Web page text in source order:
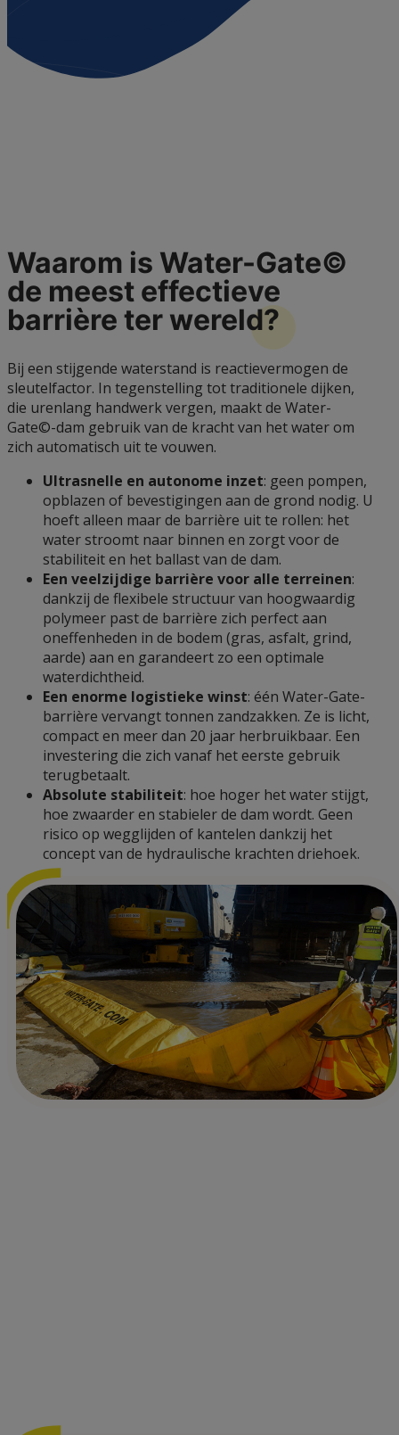
Waarom is Water-Gate©
de meest effectieve
barrière ter wereld?
Bij een stijgende waterstand is reactievermogen de
sleutelfactor. In tegenstelling tot traditionele dijken,
die urenlang handwerk vergen, maakt de Water-
Gate©-dam gebruik van de kracht van het water om
zich automatisch uit te vouwen.
Ultrasnelle en autonome inzet: geen pompen,
opblazen of bevestigingen aan de grond nodig. U
hoeft alleen maar de barrière uit te rollen: het
water stroomt naar binnen en zorgt voor de
stabiliteit en het ballast van de dam.
Een veelzijdige barrière voor alle terreinen:
dankzij de flexibele structuur van hoogwaardig
polymeer past de barrière zich perfect aan
oneffenheden in de bodem (gras, asfalt, grind,
aarde) aan en garandeert zo een optimale
waterdichtheid.
Een enorme logistieke winst: één Water-Gate-
barrière vervangt tonnen zandzakken. Ze is licht,
compact en meer dan 20 jaar herbruikbaar. Een
investering die zich vanaf het eerste gebruik
terugbetaalt.
Absolute stabiliteit: hoe hoger het water stijgt,
hoe zwaarder en stabieler de dam wordt. Geen
risico op wegglijden of kantelen dankzij het
concept van de hydraulische krachten driehoek.